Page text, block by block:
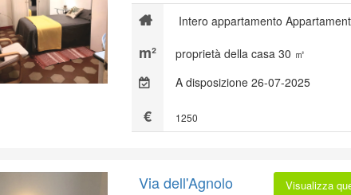
Intero appartamento
proprietà della casa 30 ㎡
A disposizione 26-07-2025
1250
Via dell'Agnolo Visualizza